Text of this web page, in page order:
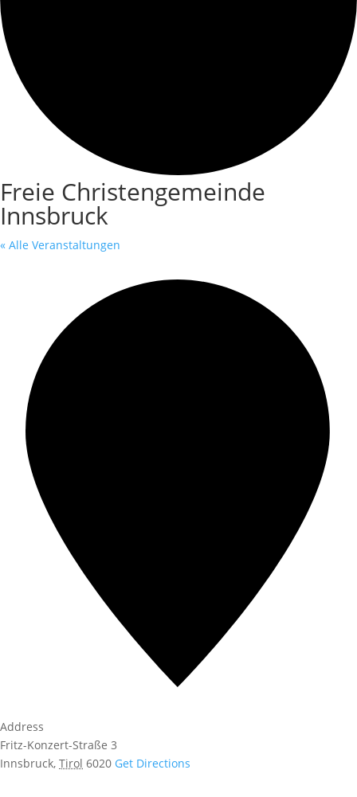
Freie Christengemeinde
Innsbruck
« Alle Veranstaltungen
Address
Fritz-Konzert-Straße 3
Innsbruck, Tirol 6020 Get Directions